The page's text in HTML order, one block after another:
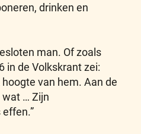
drinken en
man. Of zoals
in de Volkskrant zei:
van hem. Aan de
wat … Zijn